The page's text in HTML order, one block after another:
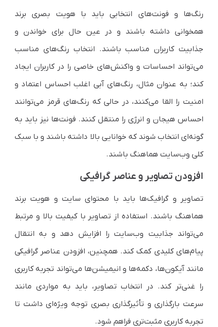
رنگ‌ها و فونت‌های انتخابی باید با هویت بصری برند
همخوانی داشته باشند و در عین حال برای خواندن و
جذابیت کاربران مناسب باشند. انتخاب رنگ‌های مناسب
می‌تواند احساسات و واکنش‌های خاصی را در کاربران ایجاد
کند؛ به عنوان مثال، رنگ‌های آبی اغلب احساس اعتماد و
امنیت را القا می‌کنند، در حالی که رنگ‌های قرمز می‌توانند
احساس هیجان و انرژی را منتقل کنند. فونت‌ها نیز باید به
گونه‌ای انتخاب شوند که خوانایی بالا داشته باشند و با سبک
کلی وب‌سایت هماهنگ باشند.
افزودن تصاویر و عناصر گرافیکی
تصاویر و گرافیک‌ها باید با محتوای سایت و هویت برند
هماهنگ باشند. استفاده از تصاویر با کیفیت بالا و مرتبط
می‌تواند جذابیت وب‌سایت را افزایش دهد و به انتقال
پیام‌های کلیدی کمک کند. همچنین، افزودن عناصر گرافیکی
مانند آیکون‌ها، دکمه‌ها و انیمیشن‌ها می‌تواند تجربه کاربری
را غنی‌تر کند. در انتخاب تصاویر، باید به مواردی مانند
سرعت بارگذاری و تأثیرگذاری بصری توجه ویژه‌ای داشت تا
تجربه کاربری مثبت‌تری فراهم شود.